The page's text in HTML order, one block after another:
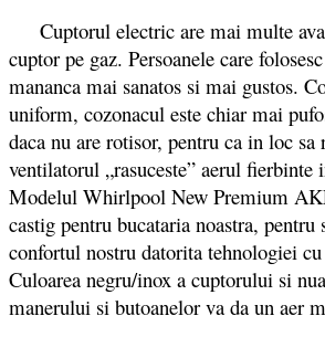
Cuptorul electric are mai multe
cuptor pe gaz. Persoanele care
mananca mai sanatos si mai gustos.
uniform, cozonacul este chiar mai
daca nu are rotisor, pentru ca in loc sa
ventilatorul „rasuceste” aerul
Modelul Whirlpool New Premium
castig pentru bucataria noastra, pentru
confortul nostru datorita tehnologiei
Culoarea negru/inox a cuptorului si
manerului si butoanelor va da un aer